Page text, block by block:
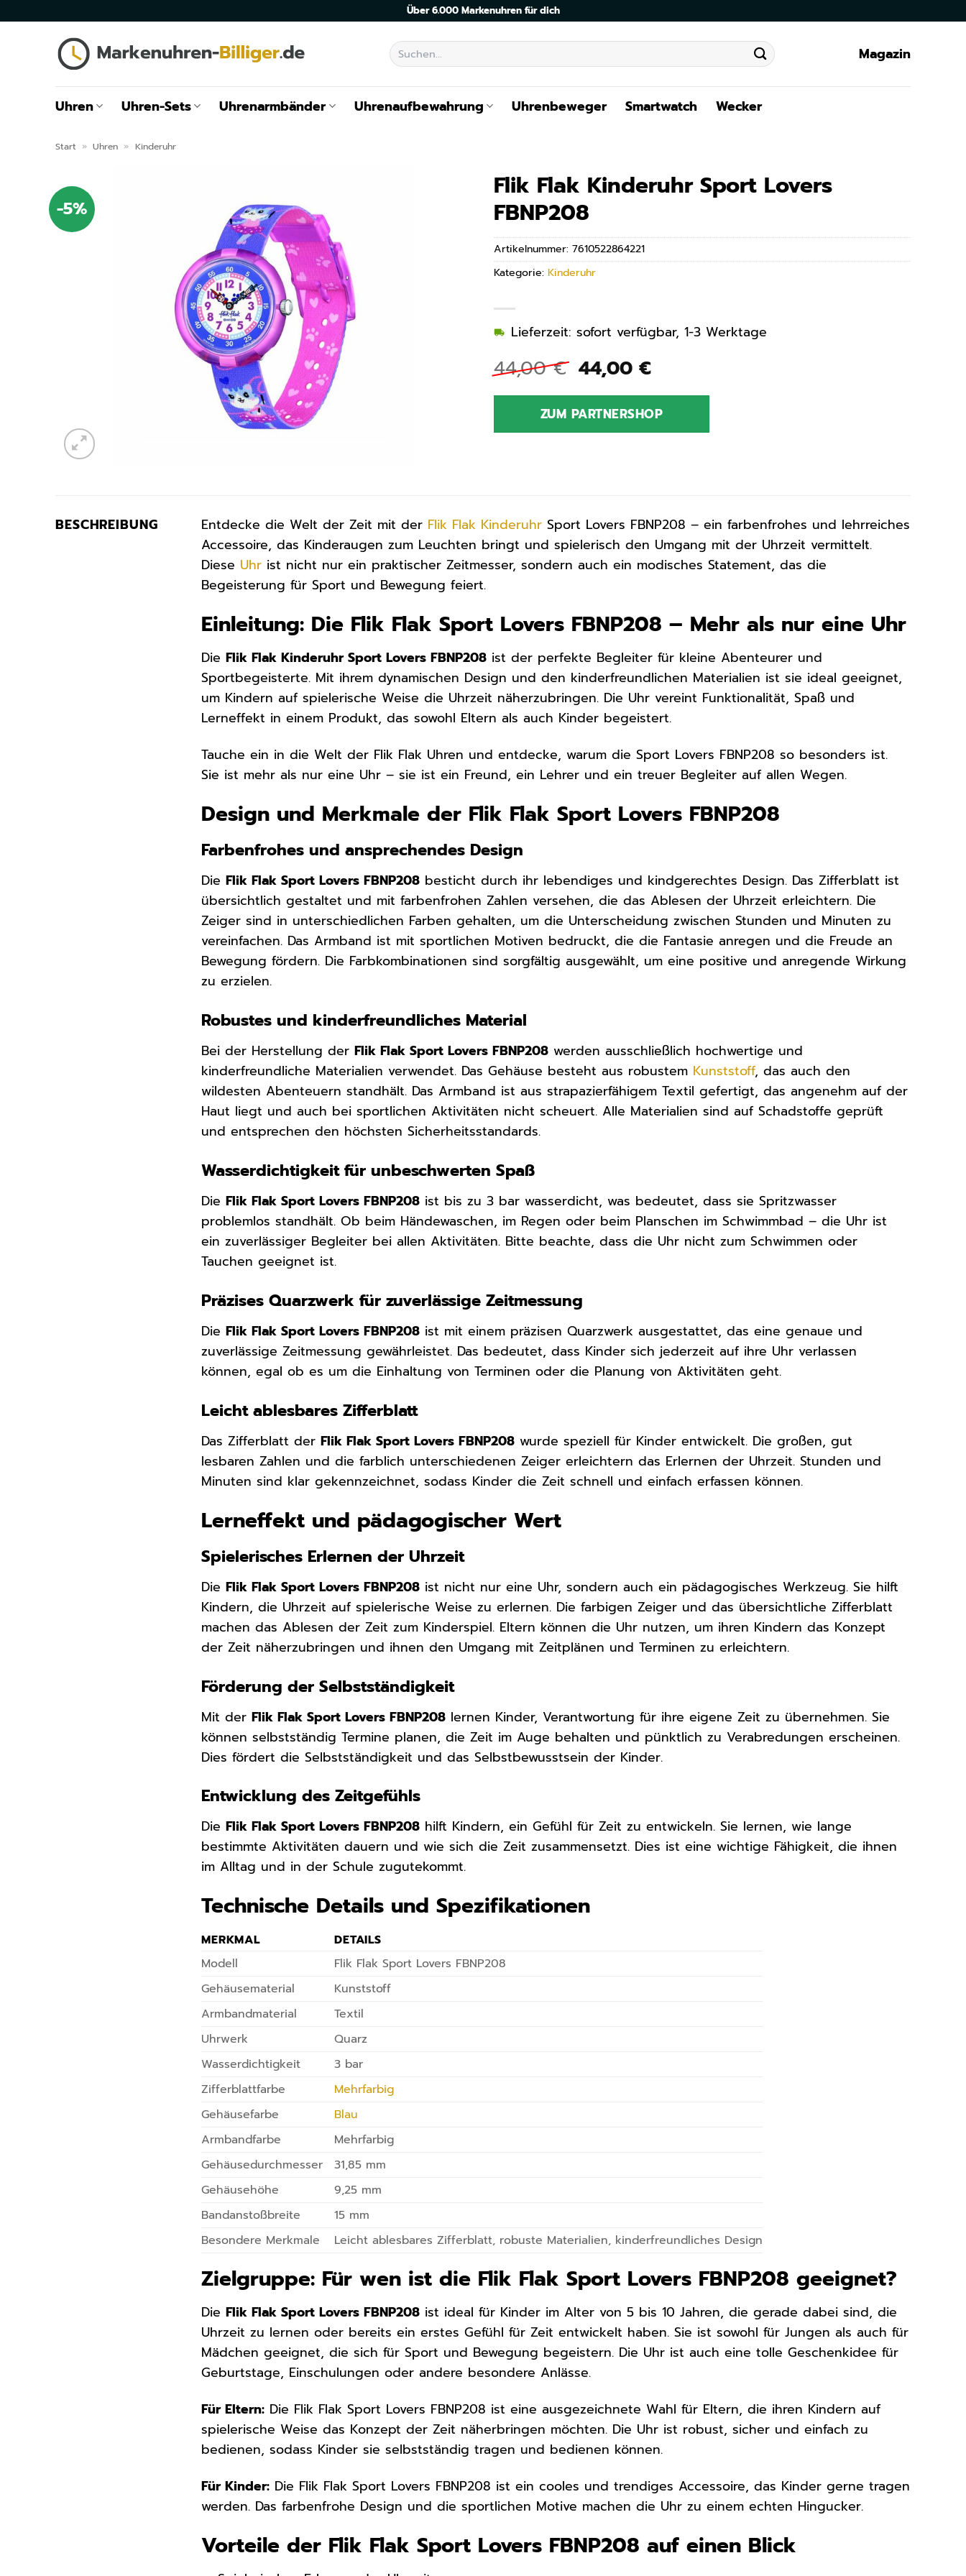
Über 6.000 Markenuhren für dich
Suchen
nach:
Magazin
Uhren Uhren-Sets Uhrenarmbänder Uhrenaufbewahrung Uhrenbeweger Smartwatch Wecker
Start » Uhren » Kinderuhr
-5%
Flik Flak Kinderuhr Sport Lovers
FBNP208
44,00€ Ursprünglicher
Preis
war:
44,00 €
44,00 €Aktueller
ist:
44,00 €.
Lieferzeit: sofort verfügbar, 1-3 Werktage
ZUM PARTNERSHOP
Artikelnummer: 7610522864221
Kategorie: Kinderuhr
BESCHREIBUNG Entdecke die Welt der Zeit mit der Flik Flak Kinderuhr Sport Lovers FBNP208 – ein farbenfrohes und lehrreiches
Accessoire, das Kinderaugen zum Leuchten bringt und spielerisch den Umgang mit der Uhrzeit vermittelt.
Diese Uhr ist nicht nur ein praktischer Zeitmesser, sondern auch ein modisches Statement, das die
Begeisterung für Sport und Bewegung feiert.
Einleitung: Die Flik Flak Sport Lovers FBNP208 – Mehr als nur eine Uhr
DieFlik Flak Kinderuhr Sport Lovers FBNP208 ist der perfekte Begleiter für kleine Abenteurer und
Sportbegeisterte. Mit ihrem dynamischen Design und den kinderfreundlichen Materialien ist sie ideal geeignet,
um Kindern auf spielerische Weise die Uhrzeit näherzubringen. Die Uhr vereint Funktionalität, Spaß und
Lerneffekt in einem Produkt, das sowohl Eltern als auch Kinder begeistert.
Tauche ein in die Welt der Flik Flak Uhren und entdecke, warum die Sport Lovers FBNP208 so besonders ist.
Sie ist mehr als nur eine Uhr – sie ist ein Freund, ein Lehrer und ein treuer Begleiter auf allen Wegen.
Design und Merkmale der Flik Flak Sport Lovers FBNP208
Farbenfrohes und ansprechendes Design
DieFlik Flak Sport Lovers FBNP208 besticht durch ihr lebendiges und kindgerechtes Design. Das Zifferblatt ist
übersichtlich gestaltet und mit farbenfrohen Zahlen versehen, die das Ablesen der Uhrzeit erleichtern. Die
Zeiger sind in unterschiedlichen Farben gehalten, um die Unterscheidung zwischen Stunden und Minuten zu
vereinfachen. Das Armband ist mit sportlichen Motiven bedruckt, die die Fantasie anregen und die Freude an
Bewegung fördern. Die Farbkombinationen sind sorgfältig ausgewählt, um eine positive und anregende Wirkung
zu erzielen.
Robustes und kinderfreundliches Material
Bei der Herstellung derFlik Flak Sport Lovers FBNP208 werden ausschließlich hochwertige und
kinderfreundliche Materialien verwendet. Das Gehäuse besteht aus robustem Kunststoff, das auch den
wildesten Abenteuern standhält. Das Armband ist aus strapazierfähigem Textil gefertigt, das angenehm auf der
Haut liegt und auch bei sportlichen Aktivitäten nicht scheuert. Alle Materialien sind auf Schadstoffe geprüft
und entsprechen den höchsten Sicherheitsstandards.
Wasserdichtigkeit für unbeschwerten Spaß
DieFlik Flak Sport Lovers FBNP208 ist bis zu 3 bar wasserdicht, was bedeutet, dass sie Spritzwasser
problemlos standhält. Ob beim Händewaschen, im Regen oder beim Planschen im Schwimmbad – die Uhr ist
ein zuverlässiger Begleiter bei allen Aktivitäten. Bitte beachte, dass die Uhr nicht zum Schwimmen oder
Tauchen geeignet ist.
Präzises Quarzwerk für zuverlässige Zeitmessung
DieFlik Flak Sport Lovers FBNP208 ist mit einem präzisen Quarzwerk ausgestattet, das eine genaue und
zuverlässige Zeitmessung gewährleistet. Das bedeutet, dass Kinder sich jederzeit auf ihre Uhr verlassen
können, egal ob es um die Einhaltung von Terminen oder die Planung von Aktivitäten geht.
Leicht ablesbares Zifferblatt
Das Zifferblatt derFlik Flak Sport Lovers FBNP208 wurde speziell für Kinder entwickelt. Die großen, gut
lesbaren Zahlen und die farblich unterschiedenen Zeiger erleichtern das Erlernen der Uhrzeit. Stunden und
Minuten sind klar gekennzeichnet, sodass Kinder die Zeit schnell und einfach erfassen können.
Lerneffekt und pädagogischer Wert
Spielerisches Erlernen der Uhrzeit
DieFlik Flak Sport Lovers FBNP208 ist nicht nur eine Uhr, sondern auch ein pädagogisches Werkzeug. Sie hilft
Kindern, die Uhrzeit auf spielerische Weise zu erlernen. Die farbigen Zeiger und das übersichtliche Zifferblatt
machen das Ablesen der Zeit zum Kinderspiel. Eltern können die Uhr nutzen, um ihren Kindern das Konzept
der Zeit näherzubringen und ihnen den Umgang mit Zeitplänen und Terminen zu erleichtern.
Förderung der Selbstständigkeit
Mit derFlik Flak Sport Lovers FBNP208 lernen Kinder, Verantwortung für ihre eigene Zeit zu übernehmen. Sie
können selbstständig Termine planen, die Zeit im Auge behalten und pünktlich zu Verabredungen erscheinen.
Dies fördert die Selbstständigkeit und das Selbstbewusstsein der Kinder.
Entwicklung des Zeitgefühls
DieFlik Flak Sport Lovers FBNP208 hilft Kindern, ein Gefühl für Zeit zu entwickeln. Sie lernen, wie lange
bestimmte Aktivitäten dauern und wie sich die Zeit zusammensetzt. Dies ist eine wichtige Fähigkeit, die ihnen
im Alltag und in der Schule zugutekommt.
Technische Details und Spezifikationen
MERKMAL
DETAILS
Modell
Flik Flak Sport Lovers FBNP208
Gehäusematerial
Kunststoff
Armbandmaterial
Textil
Uhrwerk
Quarz
Wasserdichtigkeit
3 bar
Zifferblattfarbe
Mehrfarbig
Gehäusefarbe
Blau
Armbandfarbe
Mehrfarbig
Gehäusedurchmesser
31,85 mm
Gehäusehöhe
9,25 mm
Bandanstoßbreite
15 mm
Besondere Merkmale
Leicht ablesbares Zifferblatt, robuste Materialien, kinderfreundliches Design
Zielgruppe: Für wen ist die Flik Flak Sport Lovers FBNP208 geeignet?
DieFlik Flak Sport Lovers FBNP208 ist ideal für Kinder im Alter von 5 bis 10 Jahren, die gerade dabei sind, die
Uhrzeit zu lernen oder bereits ein erstes Gefühl für Zeit entwickelt haben. Sie ist sowohl für Jungen als auch für
Mädchen geeignet, die sich für Sport und Bewegung begeistern. Die Uhr ist auch eine tolle Geschenkidee für
Geburtstage, Einschulungen oder andere besondere Anlässe.
Für Eltern: Die Flik Flak Sport Lovers FBNP208 ist eine ausgezeichnete Wahl für Eltern, die ihren Kindern auf
spielerische Weise das Konzept der Zeit näherbringen möchten. Die Uhr ist robust, sicher und einfach zu
bedienen, sodass Kinder sie selbstständig tragen und bedienen können.
Für Kinder: Die Flik Flak Sport Lovers FBNP208 ist ein cooles und trendiges Accessoire, das Kinder gerne tragen
werden. Das farbenfrohe Design und die sportlichen Motive machen die Uhr zu einem echten Hingucker.
Vorteile der Flik Flak Sport Lovers FBNP208 auf einen Blick